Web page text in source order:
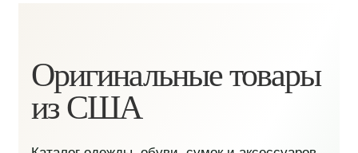
Оригинальные товары
из США